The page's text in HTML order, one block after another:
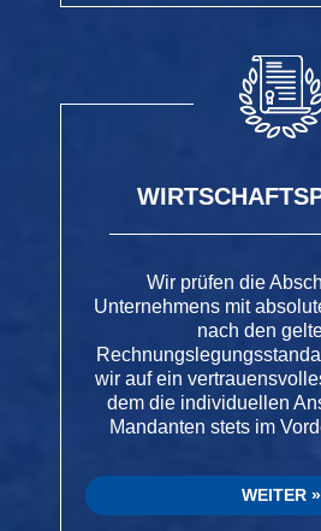
Wir prüfen die
Unternehmens mit
nach den
wir auf ein
dem die individuellen
Mandanten stets im
WEITER